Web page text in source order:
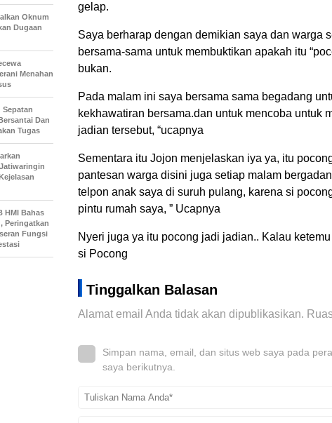
gelap.
Saya berharap dengan demikian saya dan warga
bersama-sama untuk membuktikan apakah itu
bukan.
Pada malam ini saya bersama sama begadang
kekhawatiran bersama.dan untuk mencoba untuk
jadian tersebut, “ucapnya
Sementara itu Jojon menjelaskan iya ya, itu
pantesan warga disini juga setiap malam
telpon anak saya di suruh pulang, karena si
pintu rumah saya, ” Ucapnya
Nyeri juga ya itu pocong jadi jadian.. Kalau
si Pocong
Tinggalkan Balasan
Alamat email Anda tidak akan dipublikasikan.
Simpan nama, email, dan situs web saya pada
saya berikutnya.
Oknum
Dugaan
Menahan
Sepatan
Dan
Tugas
HMI Bahas
Peringatkan
Fungsi